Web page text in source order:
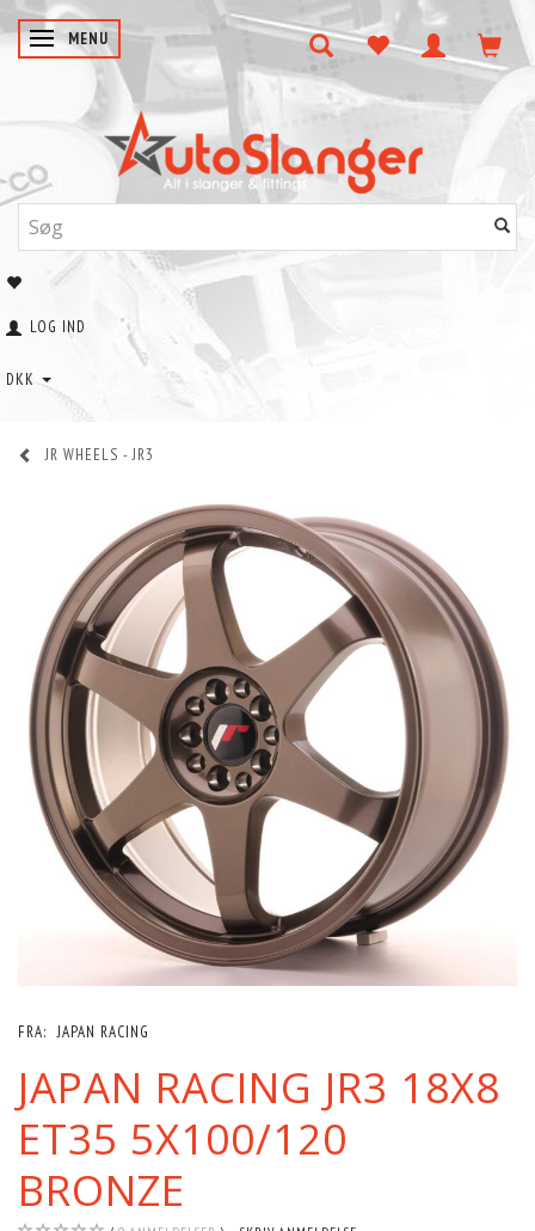
SKIFTE NAVIGATION
MENU
LOG IND
DKK
JR WHEELS - JR3
FRA: JAPAN RACING
JAPAN RACING JR3 18X8
ET35 5X100/120
BRONZE